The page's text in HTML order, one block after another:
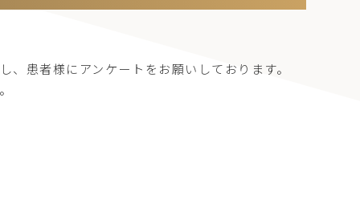
患者様にアンケートをお願いしております。